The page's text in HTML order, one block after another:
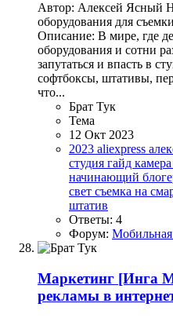
Автор: Алексей Ясный
оборудования для
Описание: В мире, где
оборудования и сотни
запутаться и впасть в
софтбоксы, штативы,
что...
Брат Тук
Тема
12 Окт 2023
2023 aliexpress
студия гайд камера
начинающий
свет съемка на
штатив
Ответы: 4
Форум: Мобильная
Маркетинг [Инга
рекламы в